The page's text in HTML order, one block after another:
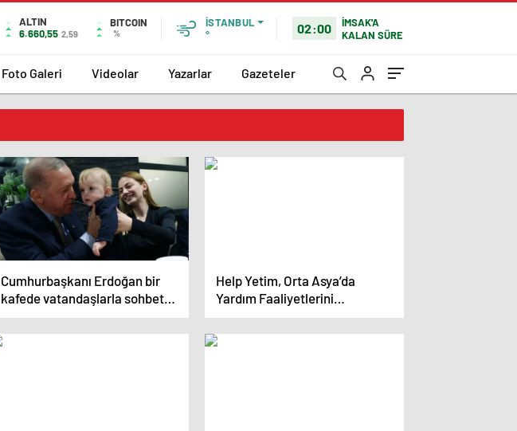
ALTIN
6.660,55 2,59
BITCOIN
%
İSTANBUL
°
02:00
İMSAK'A
KALAN SÜRE
Foto Galeri Videolar Yazarlar Gazeteler
Cumhurbaşkanı Erdoğan bir
kafede vatandaşlarla sohbet
etti, çocukları sevdi
Help Yetim, Orta Asya’da
Yardım Faaliyetlerini
Sürdürüyor